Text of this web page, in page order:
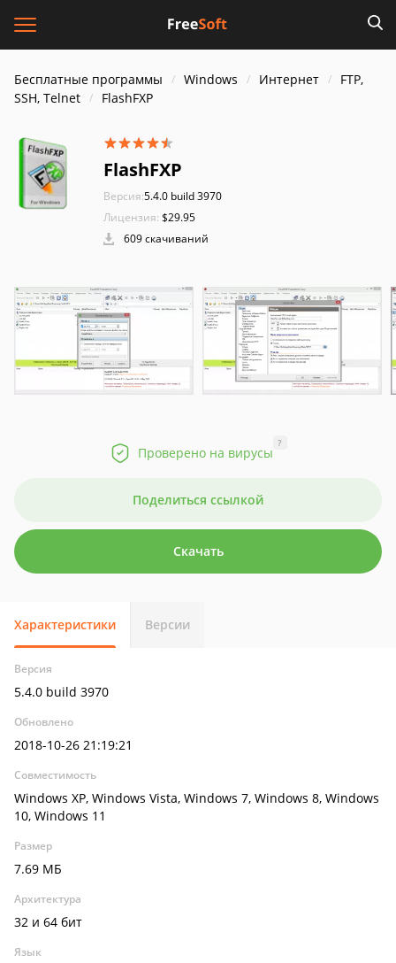
Бесплатные программы Windows Интернет
FTP,
SSH, Telnet
FlashFXP
FlashFXP
Версия:5.4.0 build 3970
Лицензия: $29.95
609 скачиваний
Проверено на вирусы
?
Поделиться ссылкой
Скачать
Характеристики Версии
Версия
5.4.0 build 3970
Обновлено
2018-10-26 21:19:21
Совместимость
Windows XP, Windows Vista, Windows 7, Windows 8, Windows
10, Windows 11
Размер
7.69 МБ
Архитектура
32 и 64 бит
Язык